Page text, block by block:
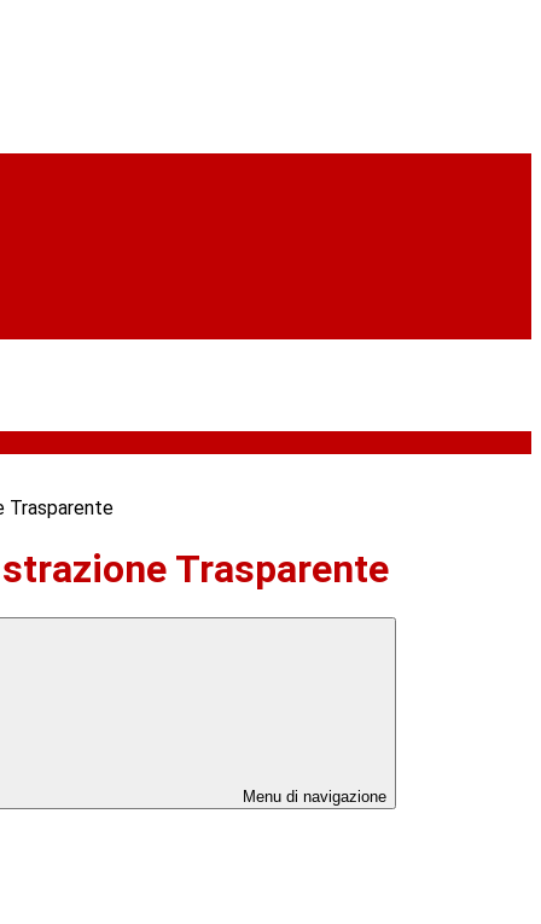
Trasparente
Trasparente
Menu di navigazione